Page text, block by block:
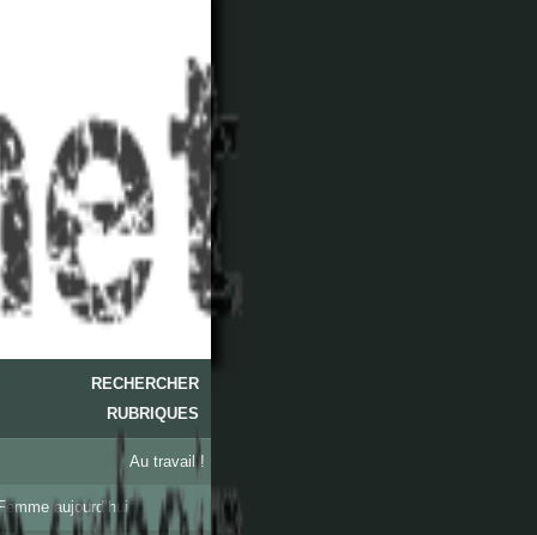
RECHERCHER
RUBRIQUES
Au travail !
Femme aujourd’hui